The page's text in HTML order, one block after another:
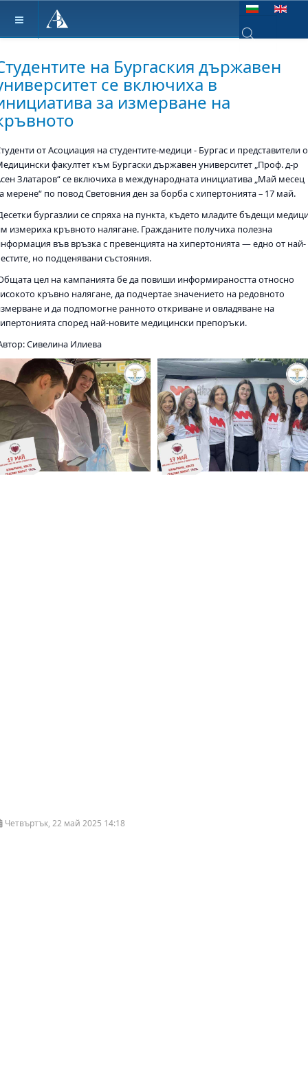
Изберете език
на Бургаския държавен
се включиха в
за измерване на
от Асоциация на студентите-медици - Бургас и представители
факултет към Бургаски държавен университет „Проф. д-р
Златаров“ се включиха в международната инициатива „Май месец
мерене“ по повод Световния ден за борба с хипертонията – 17 май.
бургазлии се спряха на пункта, където младите бъдещи
измериха кръвното налягане. Гражданите получиха полезна
във връзка с превенцията на хипертонията — едно от най-
но подценявани състояния.
цел на кампанията бе да повиши информираността относно
кръвно налягане, да подчертае значението на редовното
и да подпомогне ранното откриване и овладяване на
според най-новите медицински препоръки.
Сивелина Илиева
Четвъртък, 22 май 2025 14:18